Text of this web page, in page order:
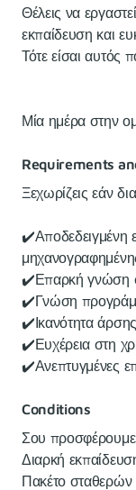
Θέλεις να
εκπαίδευση και
Τότε είσαι αυτός
Μία ημέρα στην
Requirements
Ξεχωρίζεις εάν
✔️Αποδεδειγμένη
✔️Επαρκή γνώση
✔️Γνώση
✔️Ικανότητα
✔️Ευχέρεια στη
✔️Ανεπτυγμένες
Conditions
Σου
Διαρκή
Πακέτο